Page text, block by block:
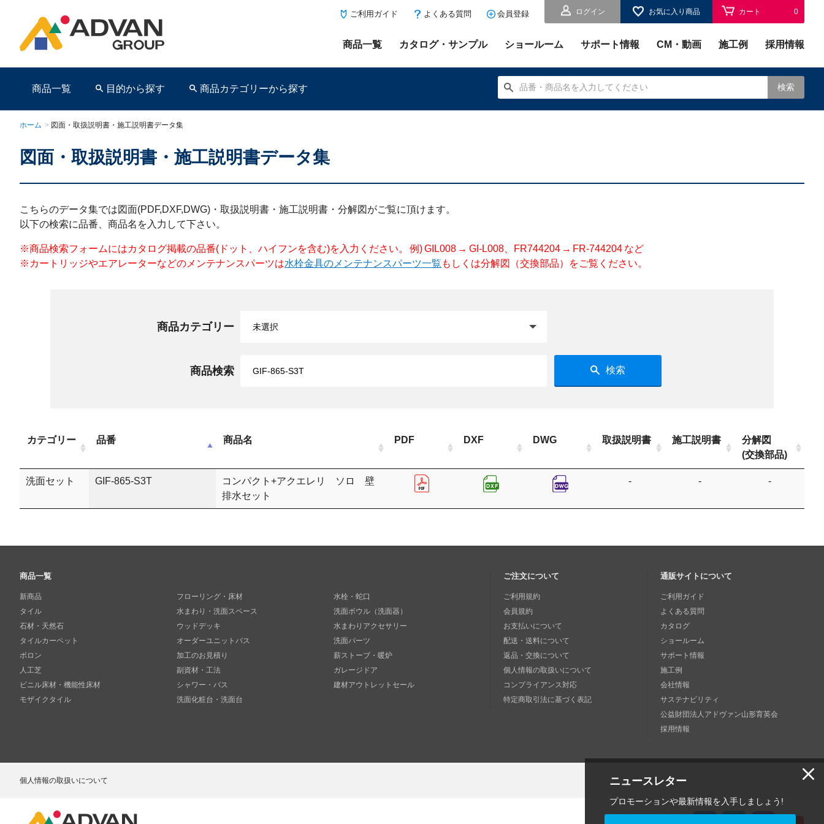
ログイン お気に入り商品 カート 0
ご利用ガイド よくある質問 会員登録
商品一覧 カタログ・サンプル ショールーム サポート情報 CM・動画 施工例 採用情報
商品一覧 目的から探す 商品カテゴリーから探す 検索
ニュースレター
プロモーションや最新情報を入手しましょう!
ホーム > 図面・取扱説明書・施工説明書データ集
図面・取扱説明書・施工説明書データ集
こちらのデータ集では図面(PDF,DXF,DWG)・取扱説明書・施工説明書・分解図がご覧に頂けます。
以下の検索に品番、商品名を入力して下さい。
※商品検索フォームにはカタログ掲載の品番(ドット、ハイフンを含む)を入力ください。 例) GIL008 → GI-L008、FR744204 → FR-744204 など
※カートリッジやエアレーターなどのメンテナンスパーツは水栓金具のメンテナンスパーツ一覧 もしくは分解図（交換部品）をご覧ください。
商品カテゴリー
商品検索 検索
カテゴリー 品番 商品名 PDF DXF DWG 取扱説明書 施工説明書
分解図
(交換部品)
洗面セット GIF-865-S3T
コンパクト+アクエレリ ソロ 壁
排水セット
- - -
商品一覧
新商品
タイル
石材・天然石
タイルカーペット
ボロン
人工芝
ビニル床材・機能性床材
モザイクタイル
フローリング・床材
水まわり・洗面スペース
ウッドデッキ
オーダーユニットバス
加工のお見積り
副資材・工法
シャワー・バス
洗面化粧台・洗面台
水栓・蛇口
洗面ボウル（洗面器）
水まわりアクセサリー
洗面パーツ
薪ストーブ・暖炉
ガレージドア
建材アウトレットセール
ご注文について
ご利用規約
会員規約
お支払いについて
配送・送料について
返品・交換について
個人情報の取扱いについて
コンプライアンス対応
特定商取引法に基づく表記
通販サイトについて
ご利用ガイド
よくある質問
カタログ
ショールーム
サポート情報
施工例
会社情報
サステナビリティ
公益財団法人アドヴァン山形育英会
採用情報
個人情報の取扱いについて